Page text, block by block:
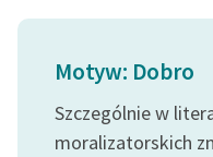
Zasady wykorzystania
Materiały promocyjne
Motyw: Dobro
Szczególnie w
moralizatorskich